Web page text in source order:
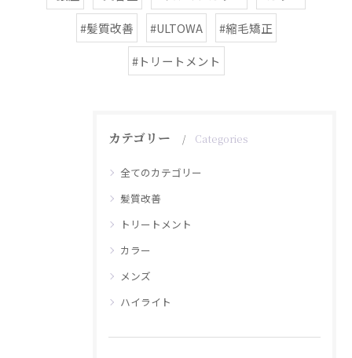
#髪質改善
#ULTOWA
#縮毛矯正
#トリートメント
カテゴリー Categories
全てのカテゴリー
髪質改善
トリートメント
カラー
メンズ
ハイライト